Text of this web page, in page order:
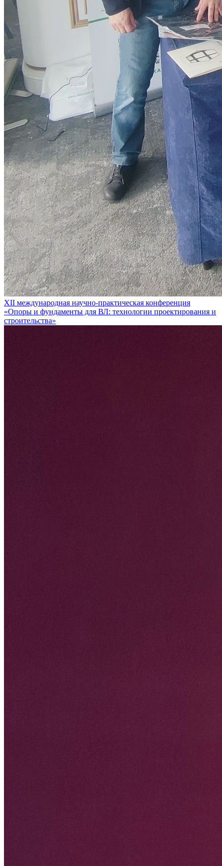
XII международная научно-практическая конференция
«Опоры и фундаменты для ВЛ: технологии проектирования и
строительства»